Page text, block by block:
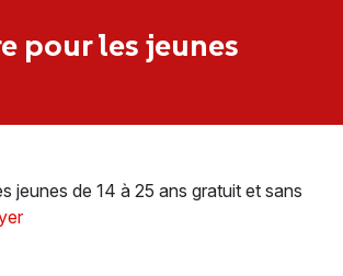
pour les jeunes
jeunes de 14 à 25 ans gratuit et sans